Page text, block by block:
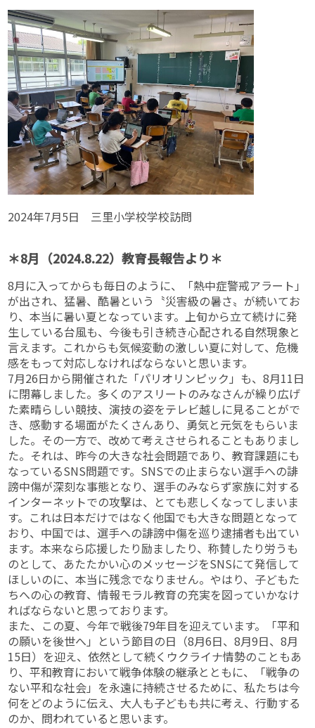
2024年7月5日 三里小学校学校訪問
＊8月（2024.8.22）教育長報告より＊
8月に入ってからも毎日のように、「熱中症警戒アラート」
が出され、猛暑、酷暑という〝災害級の暑さ〟が続いてお
り、本当に暑い夏となっています。上旬から立て続けに発
生している台風も、今後も引き続き心配される自然現象と
言えます。これからも気候変動の激しい夏に対して、危機
感をもって対応しなければならないと思います。
7月26日から開催された「パリオリンピック」も、8月11日
に閉幕しました。多くのアスリートのみなさんが繰り広げ
た素晴らしい競技、演技の姿をテレビ越しに見ることがで
き、感動する場面がたくさんあり、勇気と元気をもらいま
した。その一方で、改めて考えさせられることもありまし
た。それは、昨今の大きな社会問題であり、教育課題にも
なっているSNS問題です。SNSでの止まらない選手への誹
謗中傷が深刻な事態となり、選手のみならず家族に対する
インターネットでの攻撃は、とても悲しくなってしまいま
す。これは日本だけではなく他国でも大きな問題となって
おり、中国では、選手への誹謗中傷を巡り逮捕者も出てい
ます。本来なら応援したり励ましたり、称賛したり労うも
のとして、あたたかい心のメッセージをSNSにて発信して
ほしいのに、本当に残念でなりません。やはり、子どもた
ちへの心の教育、情報モラル教育の充実を図っていかなけ
ればならないと思っております。
また、この夏、今年で戦後79年目を迎えています。「平和
の願いを後世へ」という節目の日（8月6日、8月9日、8月
15日）を迎え、依然として続くウクライナ情勢のこともあ
り、平和教育において戦争体験の継承とともに、「戦争の
ない平和な社会」を永遠に持続させるために、私たちは今
何をどのように伝え、大人も子どもも共に考え、行動する
のか、問われていると思います。